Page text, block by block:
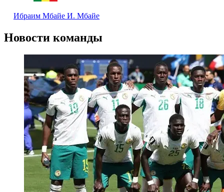
Ибраим Мбайе И. Мбайе
Новости команды